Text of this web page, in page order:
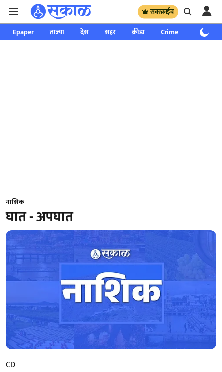
सबस्क्राईब
Epaper ताज्या देश शहर क्रीडा Crime साप्ताहिक
नाशिक
घात - अपघात
CD